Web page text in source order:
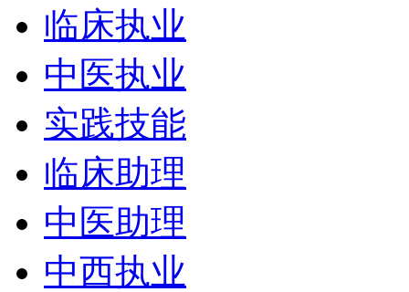
临床执业
中医执业
实践技能
临床助理
中医助理
中西执业